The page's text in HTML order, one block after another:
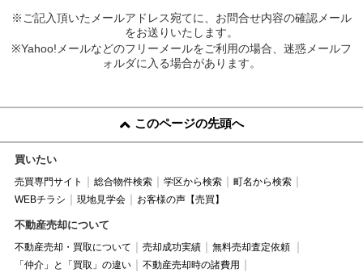
※ご記入頂いたメールアドレス宛てに、お問合せ内容の確認メール
をお送りいたします。
※Yahoo!メールなどのフリーメールをご利用の場合、迷惑メールフ
ォルダに入る場合があります。
このページの先頭へ
買いたい
売買専門サイト 総合物件検索 学区から検索
町名から検索
WEBチラシ
現地見学会 お客様の声【売買】
不動産売却について
不動産売却・買取について 売却成功実績
無料売却査定依頼
「仲介」と「買取」の違い
不動産売却時の諸費用